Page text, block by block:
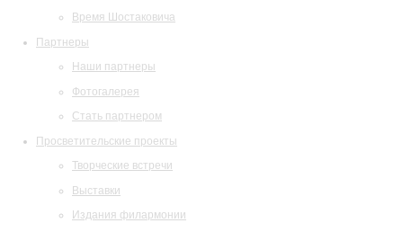
Время Шостаковича
Партнеры
Наши партнеры
Фотогалерея
Стать партнером
Просветительские проекты
Творческие встречи
Выставки
Издания филармонии